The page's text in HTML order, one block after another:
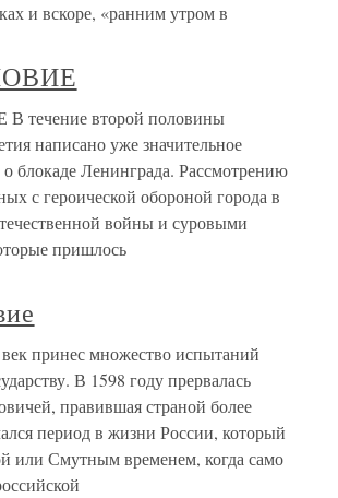
и вскоре, «ранним утром в
второй половины
написано уже значительное
о блокаде Ленинграда. Рассмотрению
с героической обороной города в
войны и суровыми
пришлось
принес множество испытаний
В 1598 году прервалась
правившая страной более
период в жизни России, который
или Смутным временем, когда само